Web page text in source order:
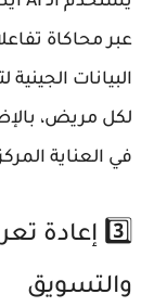
عبر محاكاة
البيانات
لكل مريض،
في العناية
3️⃣ إعادة
والتسويق